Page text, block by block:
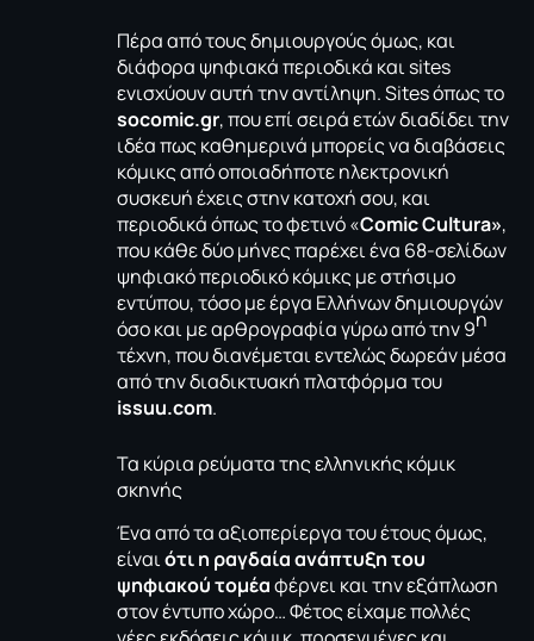
Πέρα από τους δημιουργούς όμως, και
διάφορα ψηφιακά περιοδικά και sites
ενισχύουν αυτή την αντίληψη. Sites όπως το
socomic.gr, που επί σειρά ετών διαδίδει την
ιδέα πως καθημερινά μπορείς να διαβάσεις
κόμικς από οποιαδήποτε ηλεκτρονική
συσκευή έχεις στην κατοχή σου, και
περιοδικά όπως το φετινό «Comic Cultura»,
που κάθε δύο μήνες παρέχει ένα 68-σελίδων
ψηφιακό περιοδικό κόμικς με στήσιμο
εντύπου, τόσο με έργα Ελλήνων δημιουργών
όσο και με αρθρογραφία γύρω από την 9η
τέχνη, που διανέμεται εντελώς δωρεάν μέσα
από την διαδικτυακή πλατφόρμα του
issuu.com.
Τα κύρια ρεύματα της ελληνικής κόμικ
σκηνής
Ένα από τα αξιοπερίεργα του έτους όμως,
είναιότι η ραγδαία ανάπτυξη του
ψηφιακού τομέαφέρνει και την εξάπλωση
στον έντυπο χώρο… Φέτος είχαμε πολλές